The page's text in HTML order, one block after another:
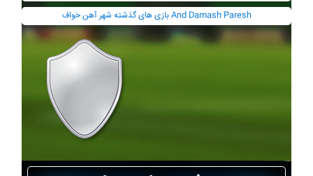
بازی های گذشته شهر آهن خواف And Damash Paresh